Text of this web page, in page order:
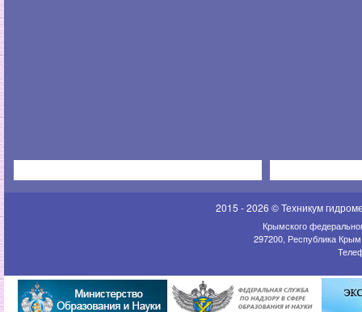
2015 - 2026 © Техникум
Крымского
297200, Республика